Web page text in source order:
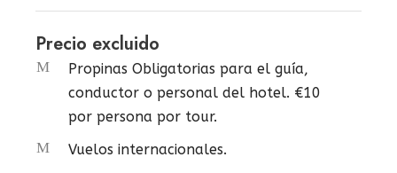
Precio excluido
Propinas Obligatorias para el guía,
conductor o personal del hotel. €10
por persona por tour.
Vuelos internacionales.